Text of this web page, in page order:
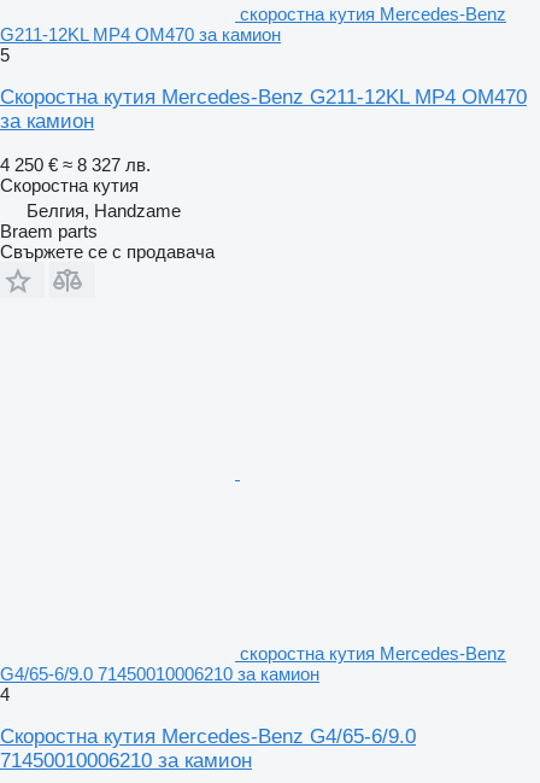
скоростна кутия Mercedes-Benz
G211-12KL MP4 OM470 за камион
5
Скоростна кутия Mercedes-Benz G211-12KL MP4 OM470
за камион
4 250 € ≈ 8 327 лв.
Скоростна кутия
Белгия, Handzame
Braem parts
Свържете се с продавача
скоростна кутия Mercedes-Benz
G4/65-6/9.0 71450010006210 за камион
4
Скоростна кутия Mercedes-Benz G4/65-6/9.0
71450010006210 за камион